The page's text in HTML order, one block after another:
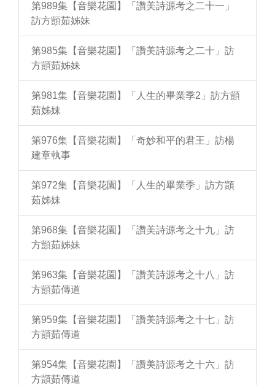
第989集【音樂花園】「讚美詩源考之二十一」
訪方顗茹姊妹
第985集【音樂花園】「讚美詩源考之二十」訪
方顗茹姊妹
第981集【音樂花園】「人生的畢業季2」訪方顗
茹姊妹
第976集【音樂花園】「奇妙和平的君王」訪楊
建章執事
第972集【音樂花園】「人生的畢業季」訪方顗
茹姊妹
第968集【音樂花園】「讚美詩源考之十九」訪
方顗茹姊妹
第963集【音樂花園】「讚美詩源考之十八」訪
方顗茹傳道
第959集【音樂花園】「讚美詩源考之十七」訪
方顗茹傳道
第954集【音樂花園】「讚美詩源考之十六」訪
方顗茹傳道